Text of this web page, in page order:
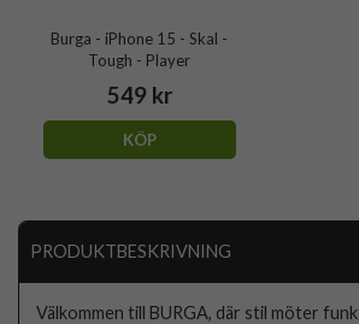
Burga - iPhone 15 - Skal -
Tough - Player
549 kr
KÖP
PRODUKTBESKRIVNING
Välkommen till BURGA, där stil möter